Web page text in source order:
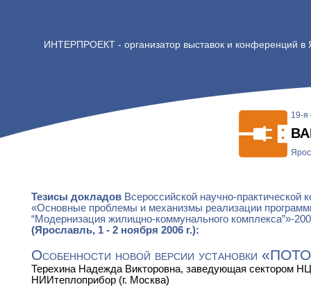
ИНТЕРПРОЕКТ - организатор выставок и конференций в
19-я
Тезисы докладов Всероссийской научно-практической
«Основные проблемы и механизмы реализации
“Модернизация жилищно-коммунального комплекса”»-
(Ярославль, 1 - 2 ноября 2006 г.):
Особенности новой версии установки
Терехина Надежда Викторовна, заведующая сектором
НИИтеплоприбор (г. Москва)